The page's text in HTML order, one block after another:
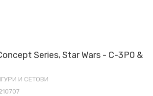
Series, Star Wars - C-3P0 &
И СЕТОВИ